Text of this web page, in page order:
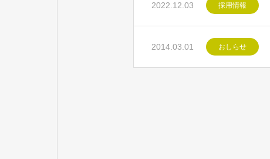
2022.12.03 採用情報
2014.03.01 おしらせ